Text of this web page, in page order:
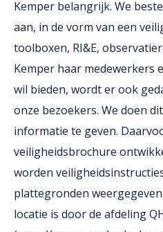
Kemper belangrijk. We
aan, in de vorm van een
toolboxen, RI&E,
Kemper haar medewerkers
wil bieden, wordt er ook
onze bezoekers. We doen
informatie te geven.
veiligheidsbrochure
worden
plattegronden
locatie is door de afdeling